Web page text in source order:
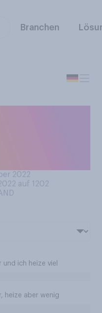
Branchen
2022
auf 1202
und ich heize viel
heize aber wenig